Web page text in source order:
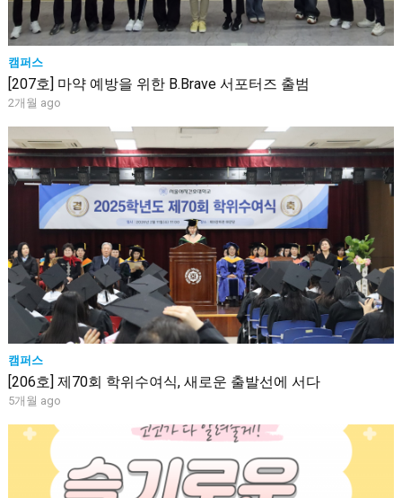
캠퍼스
[207호] 마약 예방을 위한 B.Brave 서포터즈 출범
2개월 ago
캠퍼스
[206호] 제70회 학위수여식, 새로운 출발선에 서다
5개월 ago